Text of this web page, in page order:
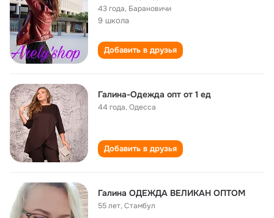
43 года, Барановичи
9 школа
Добавить в друзья
Галина-Одежда опт от 1 ед
44 года,Одесса
Добавить в друзья
Галина ОДЕЖДА ВЕЛИКАН ОПТОМ
55 лет,Стамбул